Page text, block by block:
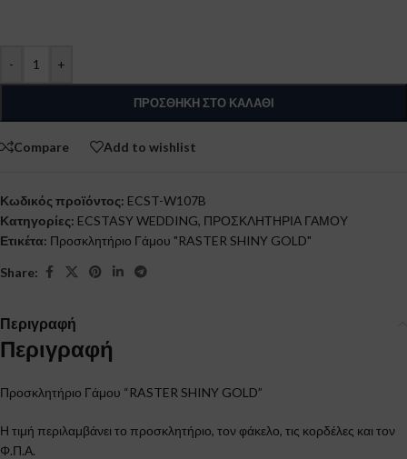
- +
ΠΡΟΣΘΉΚΗ ΣΤΟ ΚΑΛΆΘΙ
Compare Add to wishlist
Κωδικός προϊόντος: ECST-W107B
Κατηγορίες: ECSTASY WEDDING, ΠΡΟΣΚΛΗΤΗΡΙΑ ΓΑΜΟΥ
Ετικέτα: Προσκλητήριο Γάμου "RASTER SHINY GOLD"
Share:
Περιγραφή
Περιγραφή
Προσκλητήριο Γάμου “RASTER SHINY GOLD”
Η τιμή περιλαμβάνει το προσκλητήριο, τον φάκελο, τις κορδέλες και τον
Φ.Π.Α.